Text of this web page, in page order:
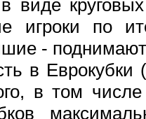
виде
игроки по
-
в
в том